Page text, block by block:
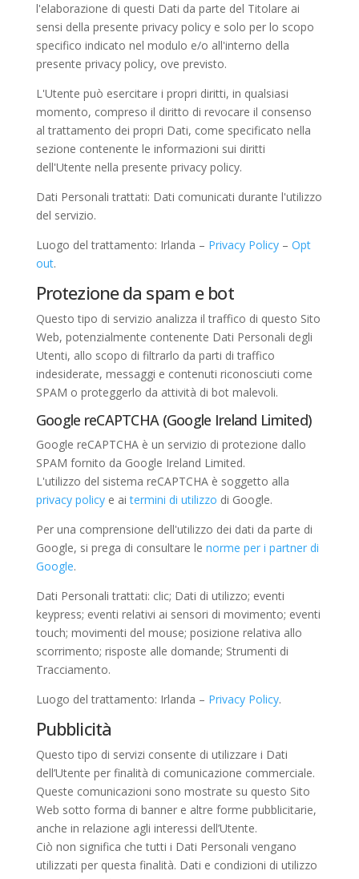
l'elaborazione di questi Dati da parte del Titolare ai
sensi della presente privacy policy e solo per lo scopo
specifico indicato nel modulo e/o all'interno della
presente privacy policy, ove previsto.
L'Utente può esercitare i propri diritti, in qualsiasi
momento, compreso il diritto di revocare il consenso
al trattamento dei propri Dati, come specificato nella
sezione contenente le informazioni sui diritti
dell'Utente nella presente privacy policy.
Dati Personali trattati: Dati comunicati durante l'utilizzo
del servizio.
Luogo del trattamento: Irlanda – Privacy Policy– Opt
out.
Protezione da spam e bot
Questo tipo di servizio analizza il traffico di questo Sito
Web, potenzialmente contenente Dati Personali degli
Utenti, allo scopo di filtrarlo da parti di traffico
indesiderate, messaggi e contenuti riconosciuti come
SPAM o proteggerlo da attività di bot malevoli.
Google reCAPTCHA (Google Ireland Limited)
Google reCAPTCHA è un servizio di protezione dallo
SPAM fornito da Google Ireland Limited.
L'utilizzo del sistema reCAPTCHA è soggetto alla
privacy policye aitermini di utilizzo di Google.
Per una comprensione dell'utilizzo dei dati da parte di
Google, si prega di consultare le norme per i partner di
Google.
Dati Personali trattati: clic; Dati di utilizzo; eventi
keypress; eventi relativi ai sensori di movimento; eventi
touch; movimenti del mouse; posizione relativa allo
scorrimento; risposte alle domande; Strumenti di
Tracciamento.
Luogo del trattamento: Irlanda – Privacy Policy.
Pubblicità
Questo tipo di servizi consente di utilizzare i Dati
dell’Utente per finalità di comunicazione commerciale.
Queste comunicazioni sono mostrate su questo Sito
Web sotto forma di banner e altre forme pubblicitarie,
anche in relazione agli interessi dell’Utente.
Ciò non significa che tutti i Dati Personali vengano
utilizzati per questa finalità. Dati e condizioni di utilizzo